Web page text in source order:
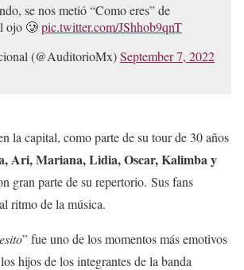
se nos metió “Como eres” de
ojo 🥲pic.twitter.com/JShhob9qnT
(@AuditorioMx)September 7, 2022
la capital, como parte de su tour de 30 años
Ari, Mariana, Lidia, Oscar, Kalimba y
gran parte de su repertorio. Sus fans
ritmo de la música.
” fue uno de los momentos más emotivos
hijos de los integrantes de la banda